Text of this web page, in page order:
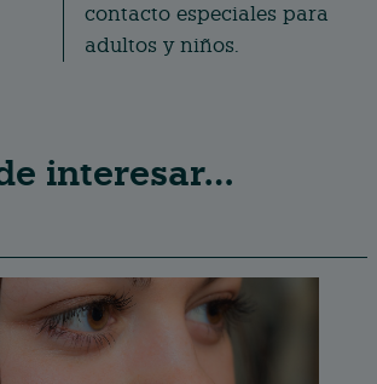
contacto especiales para
adultos y niños.
interesar…